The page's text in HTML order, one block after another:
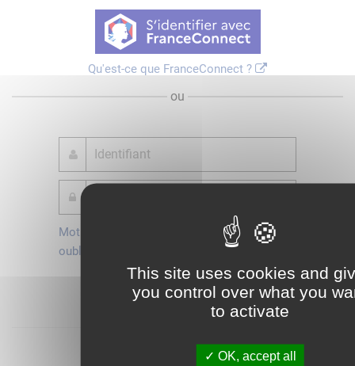
This site uses cookies and
you control over what you
to activate
OK, accept all
Qu'est-ce que FranceConnect ?
ou
Mot de passe
oublié ?
Je crée mon
compte
Connexion